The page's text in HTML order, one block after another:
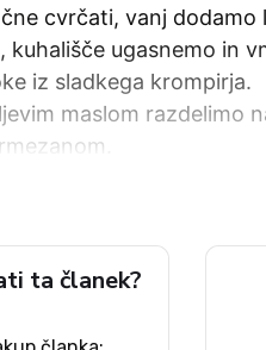
cvrčati, vanj dodamo
kuhališče ugasnemo in
iz sladkega krompirja.
maslom razdelimo
ta članek?